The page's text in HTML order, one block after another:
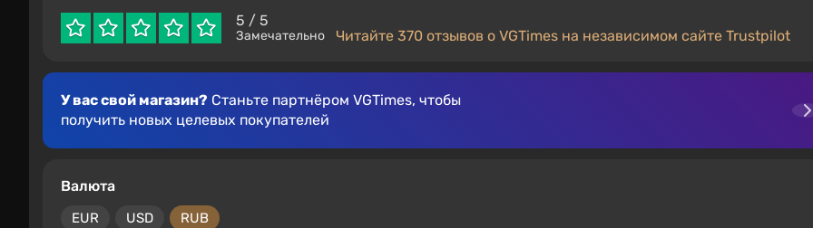
5 / 5
Замечательно Читайте 370 отзывов о VGTimes на независимом сайте Trustpilot
У вас свой магазин? Станьте партнёром VGTimes, чтобы
получить новых целевых покупателей
Валюта
EUR USD RUB